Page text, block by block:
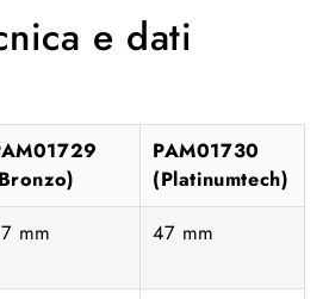
e dati
PAM01730
(Platinumtech)
mm 47 mm